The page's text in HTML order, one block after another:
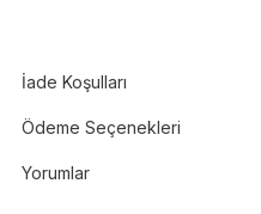
İade Koşulları
Ödeme Seçenekleri
Yorumlar